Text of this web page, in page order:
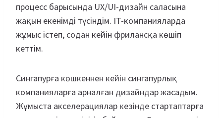
процесс барысында UX/UI-дизайн саласына
жақын екенімді түсіндім. IT-компанияларда
жұмыс істеп, содан кейін фрилансқа көшіп
кеттім.
Сингапурға көшкеннен кейін сингапурлық
компанияларға арналған дизайндар жасадым.
Жұмыста акселерациялар кезінде стартаптарға